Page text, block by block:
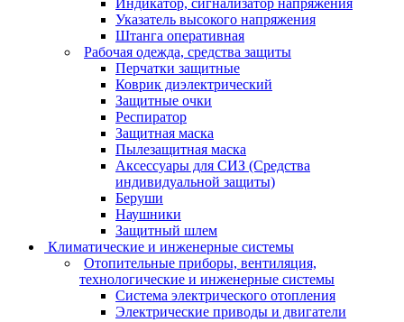
Индикатор, сигнализатор напряжения
Указатель высокого напряжения
Штанга оперативная
Рабочая одежда, средства защиты
Перчатки защитные
Коврик диэлектрический
Защитные очки
Респиратор
Защитная маска
Пылезащитная маска
Аксессуары для СИЗ (Средства
индивидуальной защиты)
Беруши
Наушники
Защитный шлем
Климатические и инженерные системы
Отопительные приборы, вентиляция,
технологические и инженерные системы
Система электрического отопления
Электрические приводы и двигатели